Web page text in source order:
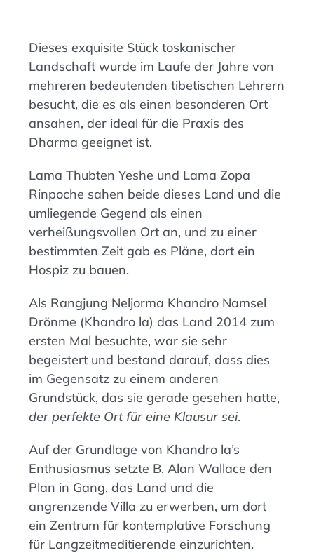
Dieses exquisite Stück toskanischer
Landschaft wurde im Laufe der Jahre von
mehreren bedeutenden tibetischen Lehrern
besucht, die es als einen besonderen Ort
ansahen, der ideal für die Praxis des
Dharma geeignet ist.
Lama Thubten Yeshe und Lama Zopa
Rinpoche sahen beide dieses Land und die
umliegende Gegend als einen
verheißungsvollen Ort an, und zu einer
bestimmten Zeit gab es Pläne, dort ein
Hospiz zu bauen.
Als Rangjung Neljorma Khandro Namsel
Drönme (Khandro la) das Land 2014 zum
ersten Mal besuchte, war sie sehr
begeistert und bestand darauf, dass dies
im Gegensatz zu einem anderen
Grundstück, das sie gerade gesehen hatte,
der perfekte Ort für eine Klausur sei.
Auf der Grundlage von Khandro la’s
Enthusiasmus setzte B. Alan Wallace den
Plan in Gang, das Land und die
angrenzende Villa zu erwerben, um dort
ein Zentrum für kontemplative Forschung
für Langzeitmeditierende einzurichten.